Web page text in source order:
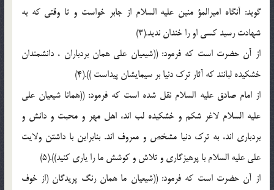
گويد: آنگاه اميرالمؤ منين عليه السلام از جابر خواست و تا وقتى كه به
شهادت رسيد كسى او را خندان نديد.(3)
از آن حضرت است كه فرمود: ((شيعيان على همان بردباران ، دانشمندان
خشكيده لبانند كه آثار ترك دنيا بر سيمايشان پيداست )).(4)
از امام صادق عليه السلام نقل شده است كه فرمود: ((همانا شيعيان على
عليه السلام لاغر شكم و خشكيده لب اند، اهل مهر و محبت و دانش و
بردبارى اند، به ترك دنيا مشخص و معروف اند. بنابراين با داشتن ولايت
على عليه السلام با پرهيزگارى و تلاش و كوشش ما را يارى كنيد)).(5)
از آن حضرت است كه فرمود: ((شيعيان ما همان رنگ پريدگان (از خوف